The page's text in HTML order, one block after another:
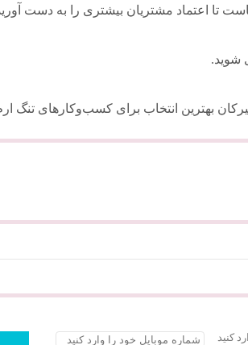
اعتماد مشتریان بیشتری را به دست
شوید.
بهترین انتخاب برای کسب‌وکارهای تنگ
کنید